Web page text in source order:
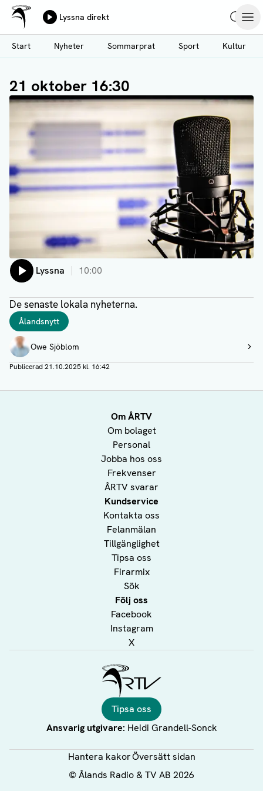
Hoppa
till
huvudinnehåll
Ålands Radio & TV
Lyssna direkt
Start
Nyheter Sommarprat Sport Kultur
21 oktober 16:30
Lyssna 10:00
De senaste lokala nyheterna.
Taggar
Ålandsnytt
Författare
Owe Sjöblom
Visa profil
Publicerad21.10.2025 kl. 16:42
Om ÅRTV
Om bolaget
Personal
Jobba hos oss
Frekvenser
ÅRTV svarar
Kundservice
Kontakta oss
Felanmälan
Tillgänglighet
Tipsa oss
Firarmix
Sök
Följ oss
Facebook
Instagram
X
Tipsa oss
Ansvarig utgivare: Heidi Grandell-Sonck
Hantera kakorÖversätt sidan
©Ålands Radio & TV AB 2026